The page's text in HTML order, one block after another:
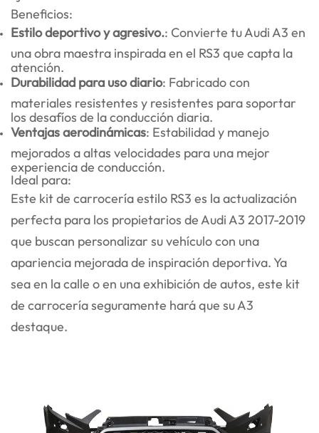
Beneficios:
Estilo deportivo y agresivo.: Convierte tu Audi A3 en
una obra maestra inspirada en el RS3 que capta la
atención.
Durabilidad para uso diario: Fabricado con
materiales resistentes y resistentes para soportar
los desafíos de la conducción diaria.
Ventajas aerodinámicas: Estabilidad y manejo
mejorados a altas velocidades para una mejor
experiencia de conducción.
Ideal para:
Este kit de carrocería estilo RS3 es la actualización
perfecta para los propietarios de Audi A3 2017-2019
que buscan personalizar su vehículo con una
apariencia mejorada de inspiración deportiva. Ya
sea en la calle o en una exhibición de autos, este kit
de carrocería seguramente hará que su A3
destaque.